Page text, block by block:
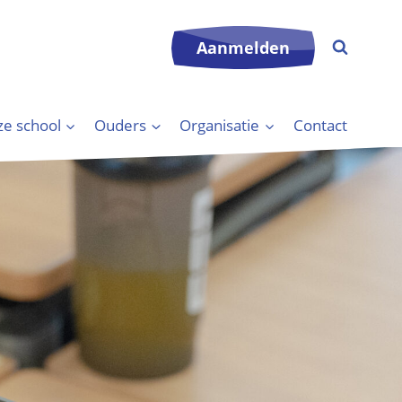
Aanmelden
school Ouders Organisatie Contact